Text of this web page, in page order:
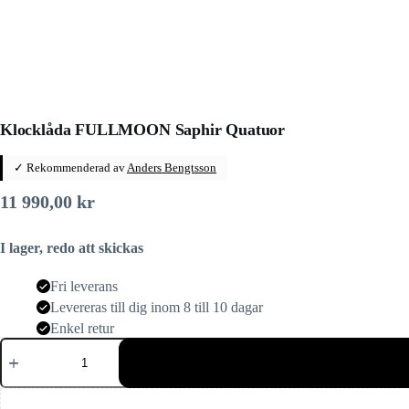
Klocklåda FULLMOON Saphir Quatuor
✓ Rekommenderad av Anders Bengtsson
11 990,00 kr
I lager, redo att skickas
Fri leverans
Levereras till dig inom 8 till 10 dagar
Enkel retur
Klocklåda
FULLMOON
Quatuor
mängd